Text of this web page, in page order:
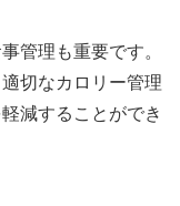
管理も重要です。
切なカロリー管理
減することができ